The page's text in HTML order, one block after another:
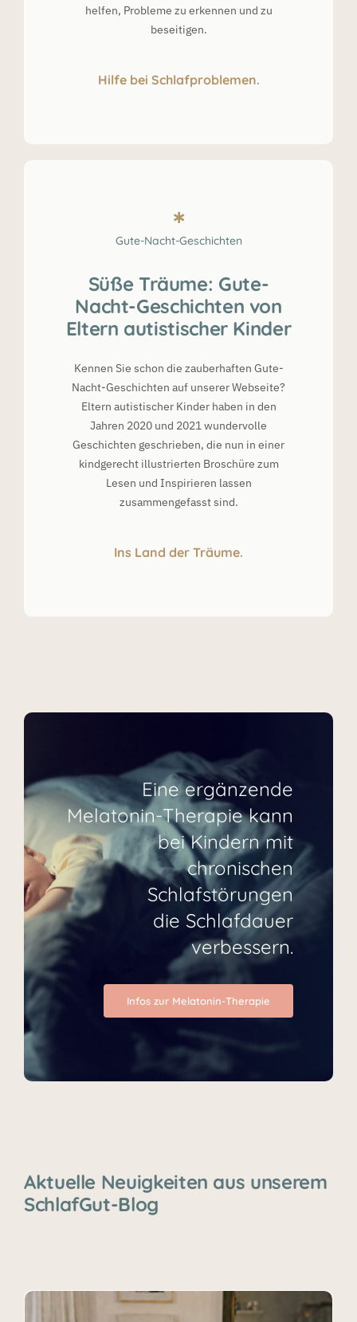
helfen, Probleme zu erkennen und zu
beseitigen.
Hilfe bei Schlafproblemen.
Gute-Nacht-Geschichten
Süße Träume: Gute-
Nacht-Geschichten von
Eltern autistischer Kinder
Kennen Sie schon die zauberhaften Gute-
Nacht-Geschichten auf unserer Webseite?
Eltern autistischer Kinder haben in den
Jahren 2020 und 2021 wundervolle
Geschichten geschrieben, die nun in einer
kindgerecht illustrierten Broschüre zum
Lesen und Inspirieren lassen
zusammengefasst sind.
Ins Land der Träume.
Eine ergänzende
Melatonin-Therapie kann
bei Kindern mit
chronischen
Schlafstörungen
die Schlafdauer
verbessern.
Infos zur Melatonin-Therapie
Aktuelle Neuigkeiten aus unserem
SchlafGut-Blog